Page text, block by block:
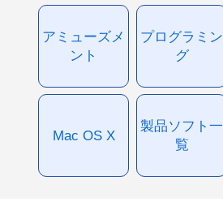
アミューズメ
ント
プログラミン
グ
Mac OS X
製品ソフト一
覧